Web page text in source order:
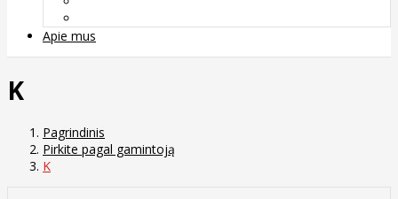
Apie mus
K
Pagrindinis
Pirkite pagal gamintoją
K